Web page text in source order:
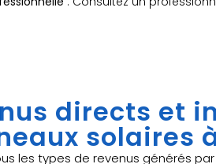
directs et
solaires
les types de revenus générés